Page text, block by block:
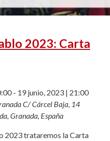
2023: Carta
- 19 junio, 2023 | 21:00
C/ Cárcel Baja, 14
Granada, España
2023 trataremos la Carta